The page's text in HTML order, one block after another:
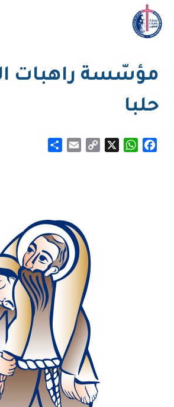
مؤسّسة راهبات
حلبا
Facebook
WhatsApp
Copy
Email